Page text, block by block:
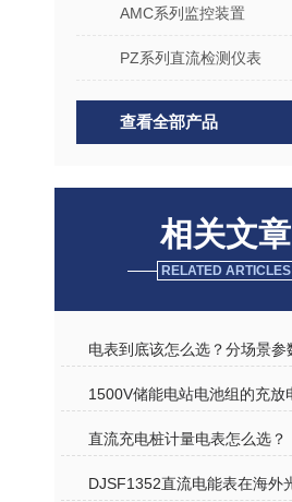
AMC系列监控装置
PZ系列直流检测仪表
查看全部产品
相关文章
RELATED ARTICLES
直流充电桩计量电表怎么选？